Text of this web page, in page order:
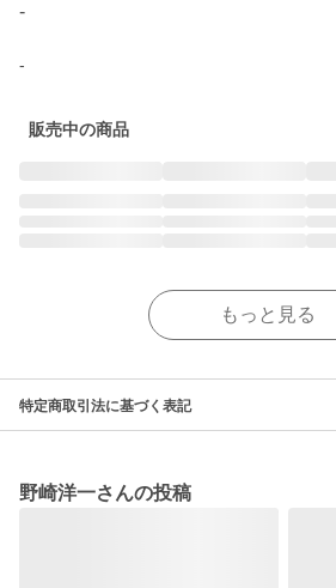
-
-
販売中の商品
もっと見る
特定商取引法に基づく表記
野崎洋一さんの投稿